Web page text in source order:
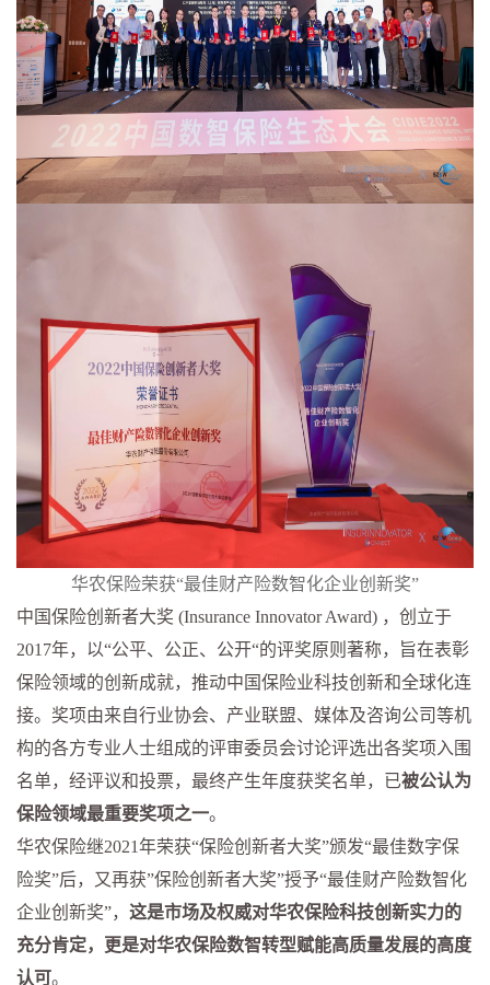
华农保险荣获“最佳财产险数智化企业创新奖”
中国保险创新者大奖 (Insurance Innovator Award) ，创立于
2017年，以“公平、公正、公开“的评奖原则著称，旨在表彰
保险领域的创新成就，推动中国保险业科技创新和全球化连
接。奖项由来自行业协会、产业联盟、媒体及咨询公司等机
构的各方专业人士组成的评审委员会讨论评选出各奖项入围
名单，经评议和投票，最终产生年度获奖名单，已被公认为
保险领域最重要奖项之一。
华农保险继2021年荣获“保险创新者大奖”颁发“最佳数字保
险奖”后，又再获”保险创新者大奖”授予“最佳财产险数智化
企业创新奖”， 这是市场及权威对华农保险科技创新实力的
充分肯定，更是对华农保险数智转型赋能高质量发展的高度
认可。